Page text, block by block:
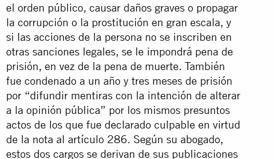
el orden público, causar daños graves o propagar
la corrupción o la prostitución en gran escala, y
si las acciones de la persona no se inscriben en
otras sanciones legales, se le impondrá pena de
prisión, en vez de la pena de muerte. También
fue condenado a un año y tres meses de prisión
por “difundir mentiras con la intención de alterar
a la opinión pública” por los mismos presuntos
actos de los que fue declarado culpable en virtud
de la nota al artículo 286. Según su abogado,
estos dos cargos se derivan de sus publicaciones